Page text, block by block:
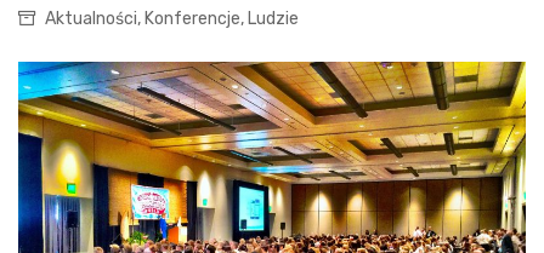
Aktualności, Konferencje, Ludzie